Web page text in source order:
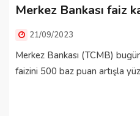
Merkez Bankası faiz
21/09/2023
Merkez Bankası (TCMB)
faizini 500 baz puan artışla